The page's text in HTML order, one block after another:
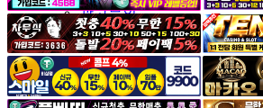
광고문의